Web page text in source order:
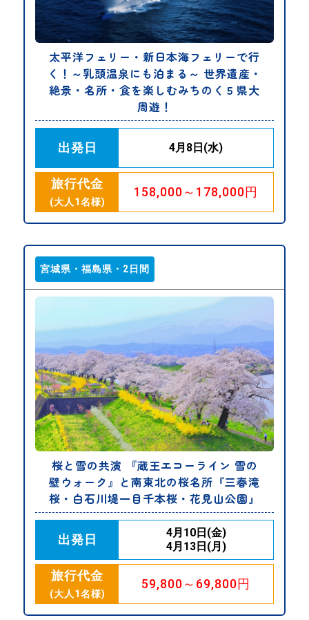
太平洋フェリー・新日本海フェリーで行
く！～乳頭温泉にも泊まる～ 世界遺産・
絶景・名所・食を楽しむみちのく５県大
周遊！
出発日 4月8日(水)
旅行代金
(大人1名様)
158,000～178,000円
宮城県・福島県・2日間
桜と雪の共演 『蔵王エコーライン 雪の
壁ウォーク』と南東北の桜名所『三春滝
桜・白石川堤一目千本桜・花見山公園』
出発日
4月10日(金)
4月13日(月)
旅行代金
(大人1名様)
59,800～69,800円